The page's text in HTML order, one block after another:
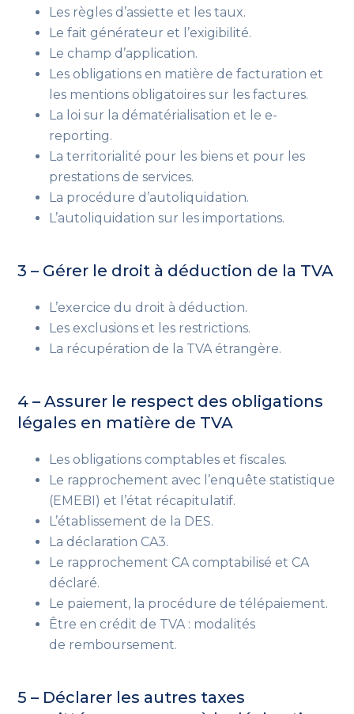
Les règles d’assiette et les taux.
Le fait générateur et l’exigibilité.
Le champ d’application.
Les obligations en matière de facturation et
les mentions obligatoires sur les factures.
La loi sur la dématérialisation et le e-
reporting.
La territorialité pour les biens et pour les
prestations de services.
La procédure d’autoliquidation.
L’autoliquidation sur les importations.
3 – Gérer le droit à déduction de la TVA
L’exercice du droit à déduction.
Les exclusions et les restrictions.
La récupération de la TVA étrangère.
4 – Assurer le respect des obligations
légales en matière de TVA
Les obligations comptables et fiscales.
Le rapprochement avec l’enquête statistique
(EMEBI) et l’état récapitulatif.
L’établissement de la DES.
La déclaration CA3.
Le rapprochement CA comptabilisé et CA
déclaré.
Le paiement, la procédure de télépaiement.
Être en crédit de TVA : modalités
de remboursement.
5 – Déclarer les autres taxes